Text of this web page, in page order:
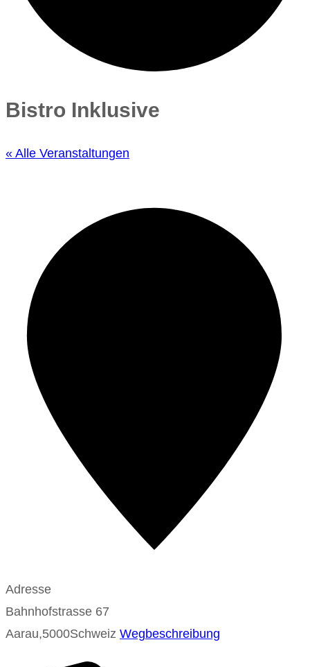
Bistro Inklusive
« Alle Veranstaltungen
Adresse
Bahnhofstrasse 67
Aarau,5000Schweiz Wegbeschreibung